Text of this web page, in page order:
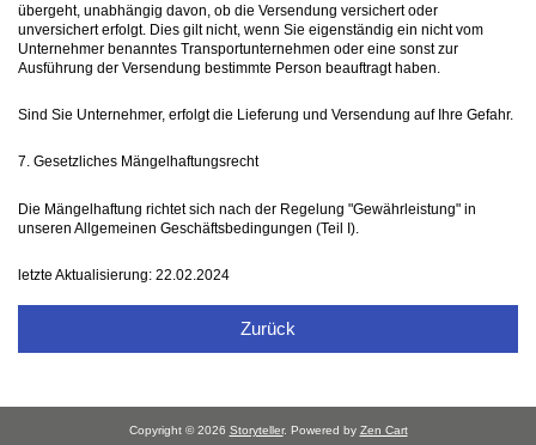
übergeht, unabhängig davon, ob die Versendung versichert oder
unversichert erfolgt. Dies gilt nicht, wenn Sie eigenständig ein nicht vom
Unternehmer benanntes Transportunternehmen oder eine sonst zur
Ausführung der Versendung bestimmte Person beauftragt haben.
Sind Sie Unternehmer, erfolgt die Lieferung und Versendung auf Ihre Gefahr.
7. Gesetzliches Mängelhaftungsrecht
Die Mängelhaftung richtet sich nach der Regelung "Gewährleistung" in
unseren Allgemeinen Geschäftsbedingungen (Teil I).
letzte Aktualisierung: 22.02.2024
Zurück
Copyright © 2026 Storyteller. Powered by Zen Cart